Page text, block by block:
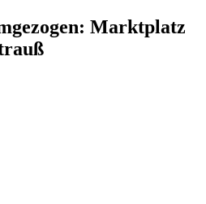
Marktplatz